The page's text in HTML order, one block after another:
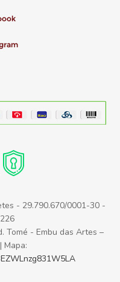
- 29.790.670/0001-30 -
Tomé - Embu das Artes –
Mapa: